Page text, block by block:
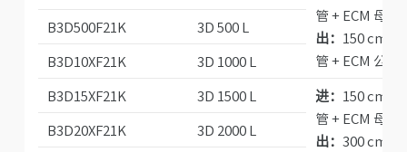
管 + ECM 母
出： 150 cm
管 + ECM 公
B3D500F21K
3D 500 L
B3D10XF21K
3D 1000 L
B3D15XF21K
3D 1500 L 进： 150 cm
管 + ECM 母
出： 300 cm
B3D20XF21K
3D 2000 L